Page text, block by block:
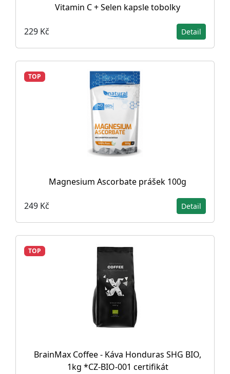
Vitamin C + Selen kapsle tobolky
229 Kč Detail
TOP
Magnesium Ascorbate prášek 100g
249 Kč Detail
TOP
BrainMax Coffee - Káva Honduras SHG BIO,
1kg *CZ-BIO-001 certifikát